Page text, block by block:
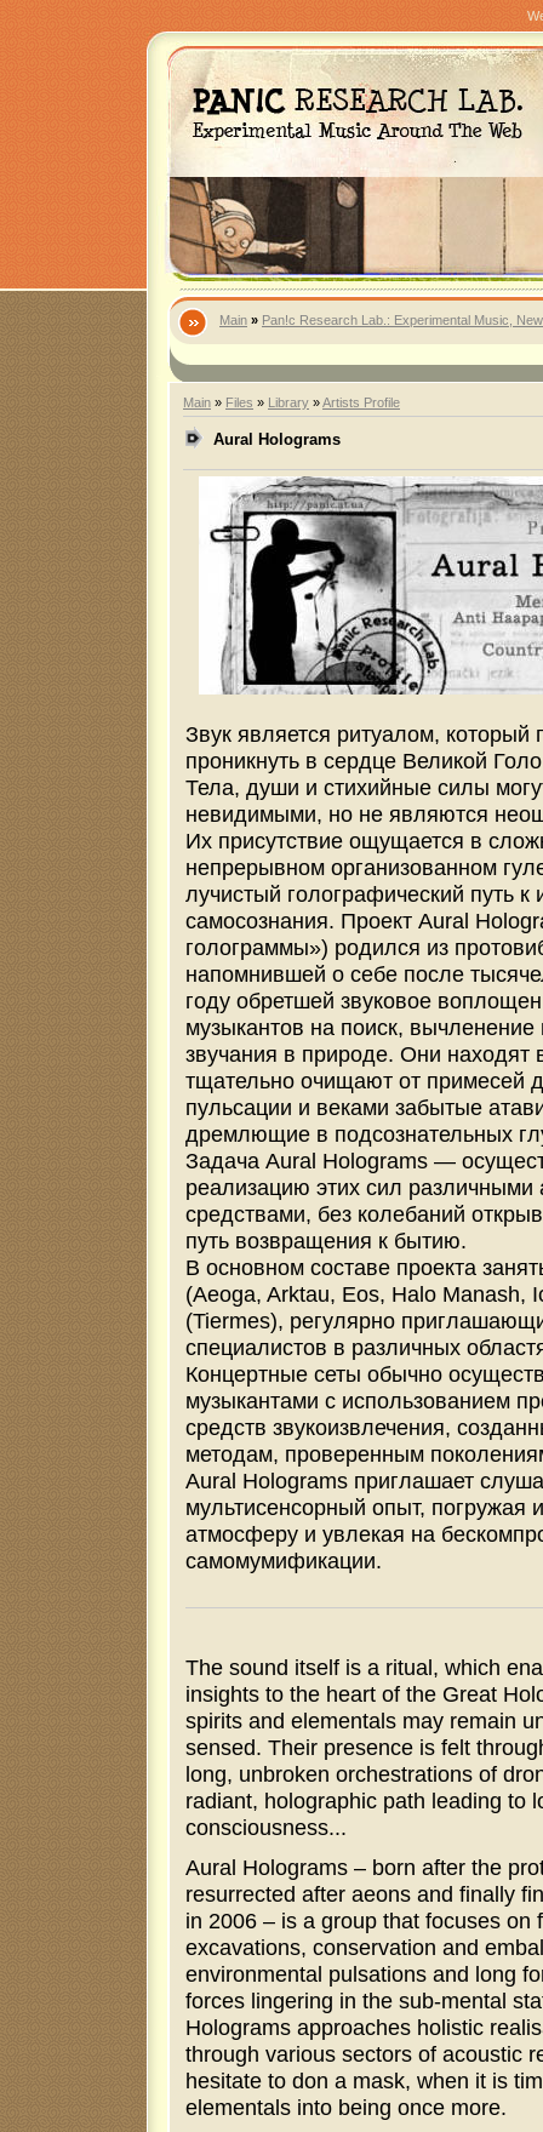
Main » Pan!c Research Lab.: Experimental Music,
Main » Files » Library »Artists Profile
Aural Holograms
Звук является ритуалом, который
проникнуть в сердце Великой
Тела, души и стихийные силы
невидимыми, но не являются
Их присутствие ощущается в
непрерывном организованном
лучистый голографический путь к
самосознания. Проект Aural
голограммы») родился из
напомнившей о себе после
году обретшей звуковое
музыкантов на поиск, вычленение
звучания в природе. Они находят
тщательно очищают от примесей
пульсации и веками забытые
дремлющие в подсознательных
Задача Aural Holograms —
реализацию этих сил различными
средствами, без колебаний
путь возвращения к бытию.
В основном составе проекта
(Aeoga, Arktau, Eos, Halo Manash,
(Tiermes), регулярно
специалистов в различных
Концертные сеты обычно
музыкантами с использованием
средств звукоизвлечения,
методам, проверенным
Aural Holograms приглашает
мультисенсорный опыт, погружая
атмосферу и увлекая на
самомумификации.
The sound itself is a ritual, which
insights to the heart of the Great
spirits and elementals may remain
sensed. Their presence is felt
long, unbroken orchestrations of
radiant, holographic path leading to
consciousness...
Aural Holograms – born after the
resurrected after aeons and finally
in 2006 – is a group that focuses on
excavations, conservation and
environmental pulsations and long
forces lingering in the sub-mental
Holograms approaches holistic
through various sectors of acoustic
hesitate to don a mask, when it is
elementals into being once more.